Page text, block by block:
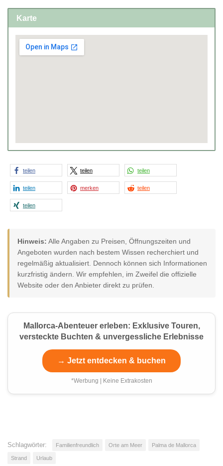
Karte
teilen teilen teilen
teilen merken teilen
teilen
Hinweis: Alle Angaben zu Preisen, Öffnungszeiten und
Angeboten wurden nach bestem Wissen recherchiert und
regelmäßig aktualisiert. Dennoch können sich Informationen
kurzfristig ändern. Wir empfehlen, im Zweifel die offizielle
Website oder den Anbieter direkt zu prüfen.
Mallorca-Abenteuer erleben: Exklusive Touren,
versteckte Buchten & unvergessliche Erlebnisse
→ Jetzt entdecken & buchen
*Werbung | Keine Extrakosten
Schlagwörter: Familienfreundlich Orte am Meer Palma de Mallorca
Strand Urlaub